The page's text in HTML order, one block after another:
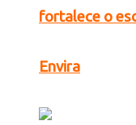
fortalece o
Envira